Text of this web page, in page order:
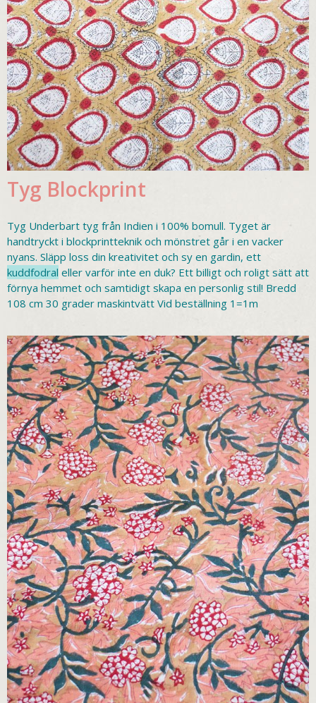
Tyg Blockprint
Tyg Underbart tyg från Indien i 100% bomull. Tyget är
handtryckt i blockprintteknik och mönstret går i en vacker
nyans. Släpp loss din kreativitet och sy en gardin, ett
kuddfodral eller varför inte en duk? Ett billigt och roligt sätt att
förnya hemmet och samtidigt skapa en personlig stil! Bredd
108 cm 30 grader maskintvätt Vid beställning 1=1m